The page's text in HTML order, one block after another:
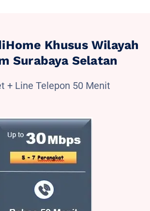
Khusus Wilayah
Surabaya Selatan
+ Line Telepon 50 Menit